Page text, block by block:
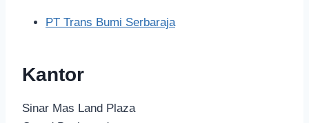
PT Trans Bumi Serbaraja
Kantor
Sinar Mas Land Plaza